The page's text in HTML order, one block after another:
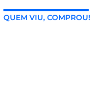
QUEM VIU, COMPROU!